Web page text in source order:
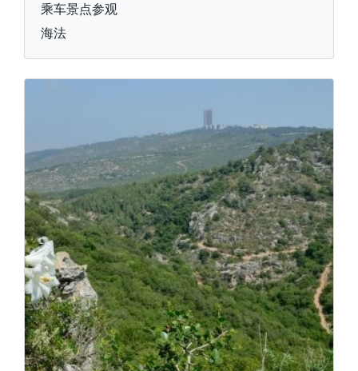
乘车景点参观
海法